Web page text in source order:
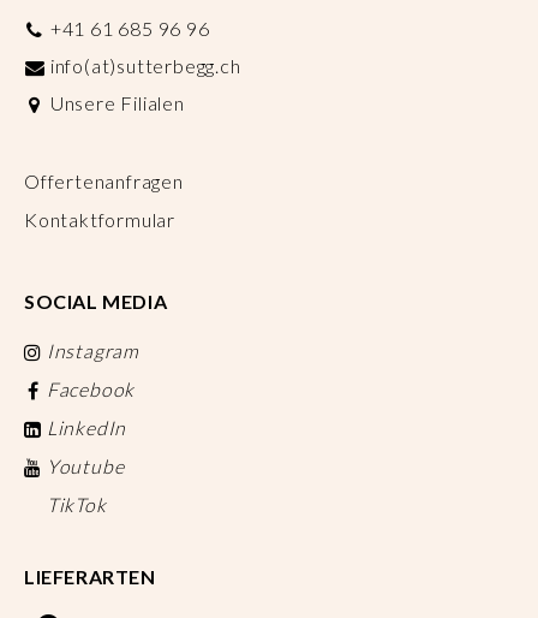
+41 61 685 96 96
info(at)sutterbegg.ch
Unsere Filialen
Offertenanfragen
Kontaktformular
SOCIAL MEDIA
Instagram
Facebook
LinkedIn
Youtube
TikTok
LIEFERARTEN